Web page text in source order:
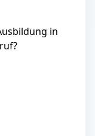
in